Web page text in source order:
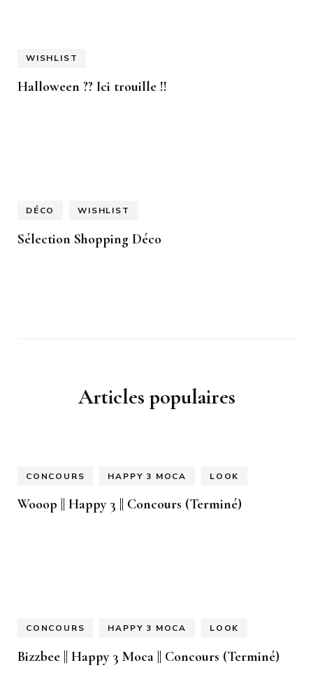
WISHLIST
Halloween ?? Ici trouille !!
DÉCO WISHLIST
Sélection Shopping Déco
Articles populaires
CONCOURS HAPPY 3 MOCA LOOK
Wooop || Happy 3 || Concours (Terminé)
CONCOURS HAPPY 3 MOCA LOOK
Bizzbee || Happy 3 Moca || Concours (Terminé)